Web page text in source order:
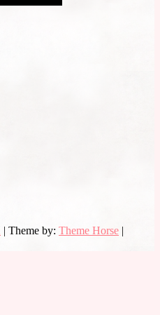
| Theme by: Theme Horse |